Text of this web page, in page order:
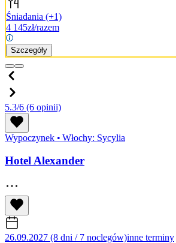
Śniadania (+1)
4 145zł/razem
Szczegóły
5.3/6 (6 opinii)
Wypoczynek • Włochy: Sycylia
Hotel Alexander
26.09.2027 (8 dni / 7 noclegów)inne terminy